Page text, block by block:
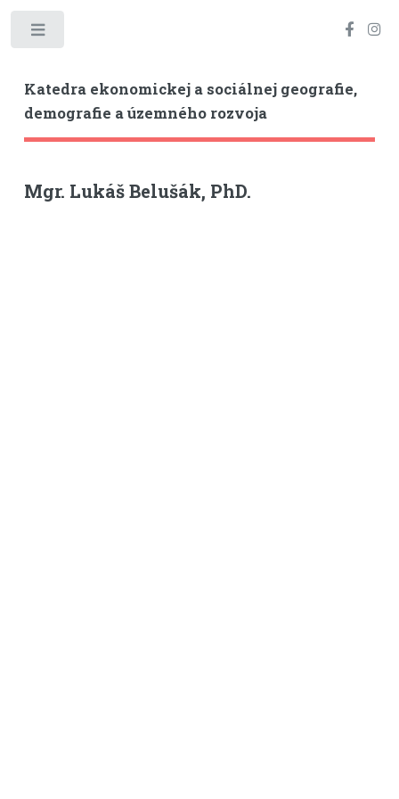
Katedra ekonomickej a sociálnej geografie,
demografie a územného rozvoja
Mgr. Lukáš Belušák, PhD.